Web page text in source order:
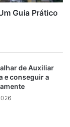
Guia Prático
de Auxiliar
e conseguir a